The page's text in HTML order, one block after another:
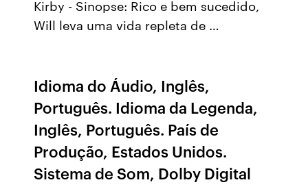
Kirby - Sinopse: Rico e bem sucedido,
Will leva uma vida repleta de …
Idioma do Áudio, Inglês,
Português. Idioma da Legenda,
Inglês, Português. País de
Produção, Estados Unidos.
Sistema de Som, Dolby Digital